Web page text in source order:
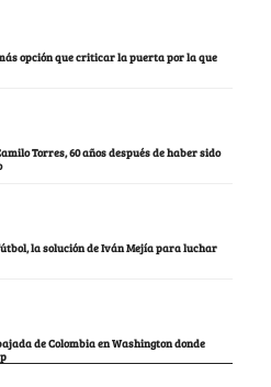
opción que criticar la puerta por la que
Torres, 60 años después de haber sido
la solución de Iván Mejía para luchar
de Colombia en Washington donde